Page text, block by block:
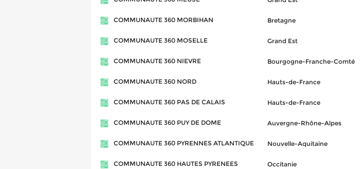
COMMUNAUTE 360 MORBIHAN Bretagne
COMMUNAUTE 360 MOSELLE Grand Est
COMMUNAUTE 360 NIEVRE Bourgogne-Franche-Comté
COMMUNAUTE 360 NORD Hauts-de-France
COMMUNAUTE 360 PAS DE CALAIS Hauts-de-France
COMMUNAUTE 360 PUY DE DOME Auvergne-Rhône-Alpes
COMMUNAUTE 360 PYRENNES ATLANTIQUE Nouvelle-Aquitaine
COMMUNAUTE 360 HAUTES PYRENEES Occitanie